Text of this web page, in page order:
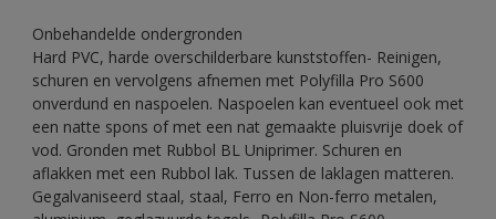
Onbehandelde ondergronden
Hard PVC, harde overschilderbare kunststoffen- Reinigen,
schuren en vervolgens afnemen met Polyfilla Pro S600
onverdund en naspoelen. Naspoelen kan eventueel ook met
een natte spons of met een nat gemaakte pluisvrije doek of
vod. Gronden met Rubbol BL Uniprimer. Schuren en
aflakken met een Rubbol lak. Tussen de laklagen matteren.
Gegalvaniseerd staal, staal, Ferro en Non-ferro metalen,